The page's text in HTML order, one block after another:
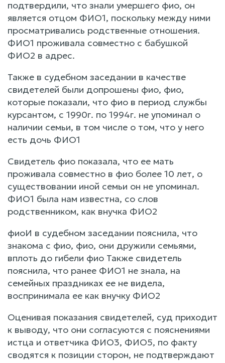
подтвердили, что знали умершего фио, он
является отцом ФИО1, поскольку между ними
просматривались родственные отношения.
ФИО1 проживала совместно с бабушкой
ФИО2 в адрес.
Также в судебном заседании в качестве
свидетелей были допрошены фио, фио,
которые показали, что фио в период службы
курсантом, с 1990г. по 1994г. не упоминал о
наличии семьи, в том числе о том, что у него
есть дочь ФИО1
Свидетель фио показала, что ее мать
проживала совместно в фио более 10 лет, о
существовании иной семьи он не упоминал.
ФИО1 была нам известна, со слов
родственником, как внучка ФИО2
фиоИ в судебном заседании пояснила, что
знакома с фио, фио, они дружили семьями,
вплоть до гибели фио Также свидетель
пояснила, что ранее ФИО1 не знала, на
семейных праздниках ее не видела,
воспринимала ее как внучку ФИО2
Оценивая показания свидетелей, суд приходит
к выводу, что они согласуются с пояснениями
истца и ответчика ФИО3, ФИО5, по факту
сводятся к позиции сторон, не подтверждают